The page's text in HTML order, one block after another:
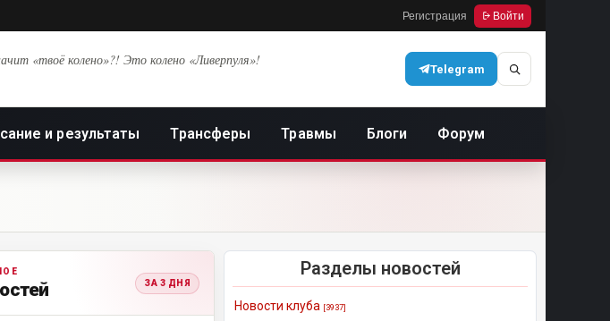
Регистрация Войти
«твоё колено»?! Это колено «Ливерпуля»!
Telegram
и результаты Трансферы Травмы Блоги Форум
ЗА 3 ДНЯ
Разделы новостей
Новости клуба [3937]